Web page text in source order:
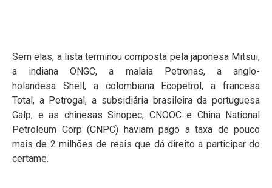
Sem elas, a lista terminou composta pela japonesa Mitsui,
a indiana ONGC, a malaia Petronas, a anglo-
holandesa Shell, a colombiana Ecopetrol, a francesa
Total, a Petrogal, a subsidiária brasileira da portuguesa
Galp, e as chinesas Sinopec, CNOOC e China National
Petroleum Corp (CNPC) haviam pago a taxa de pouco
mais de 2 milhões de reais que dá direito a participar do
certame.